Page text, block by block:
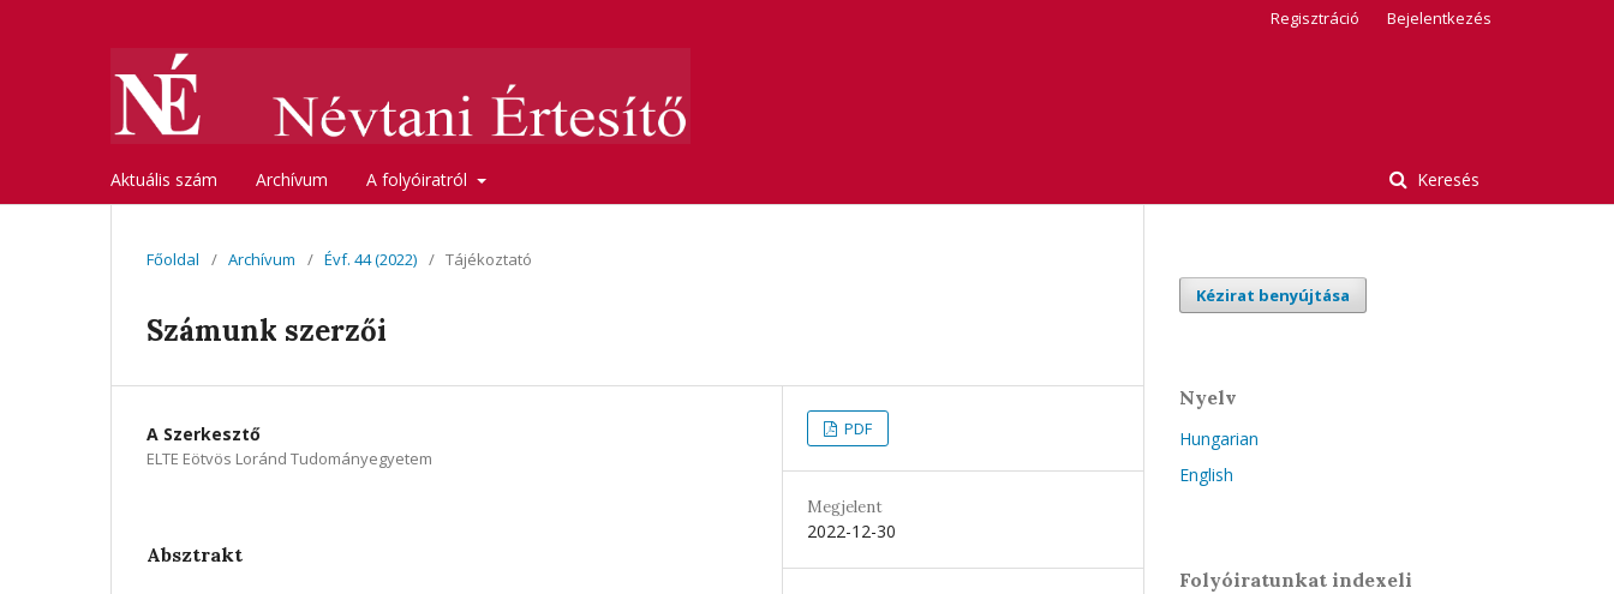
Aktuális szám Archívum A folyóiratról Keresés
Regisztráció Bejelentkezés
Főoldal / Archívum / Évf. 44 (2022) / Tájékoztató
Számunk szerzői
A Szerkesztő
ELTE Eötvös Loránd Tudományegyetem
Absztrakt
PDF
Megjelent
2022-12-30
Kézirat benyújtása
Nyelv
Hungarian
English
Folyóiratunkat indexeli